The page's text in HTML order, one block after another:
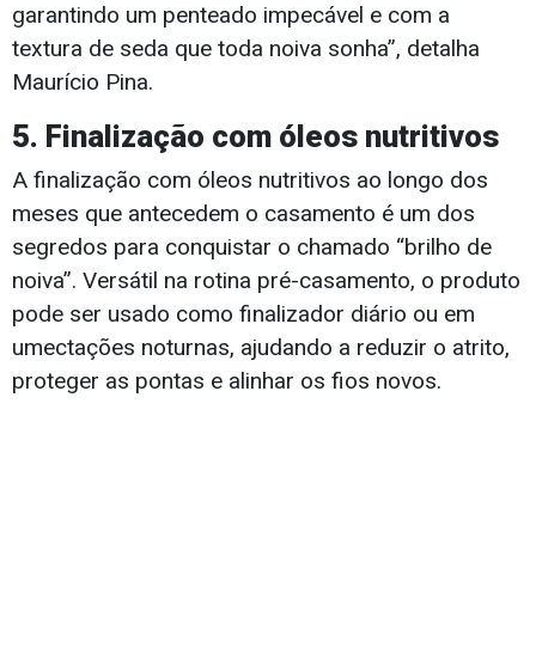
garantindo um penteado impecável e com a
textura de seda que toda noiva sonha”, detalha
Maurício Pina.
​5. Finalização com óleos nutritivos
A finalização com óleos nutritivos ao longo dos
meses que antecedem o casamento é um dos
segredos para conquistar o chamado “brilho de
noiva”. Versátil na rotina pré-casamento, o produto
pode ser usado como finalizador diário ou em
umectações noturnas, ajudando a reduzir o atrito,
proteger as pontas e alinhar os fios novos.